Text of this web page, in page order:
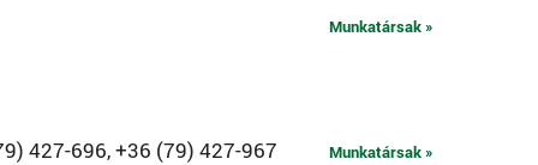
Munkatársak »
427-696, +36 (79) 427-967 Munkatársak »